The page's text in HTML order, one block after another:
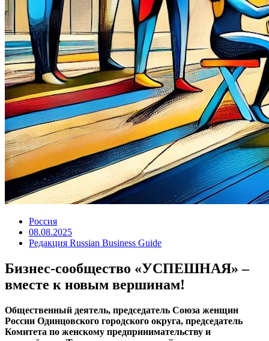
Россия
08.08.2025
Редакция Russian Business Guide
Бизнес-сообщество «УСПЕШНАЯ» –
вместе к новым вершинам!
Общественный деятель, председатель Союза женщин
России Одинцовского городского округа, председатель
Комитета по женскому предпринимательству и